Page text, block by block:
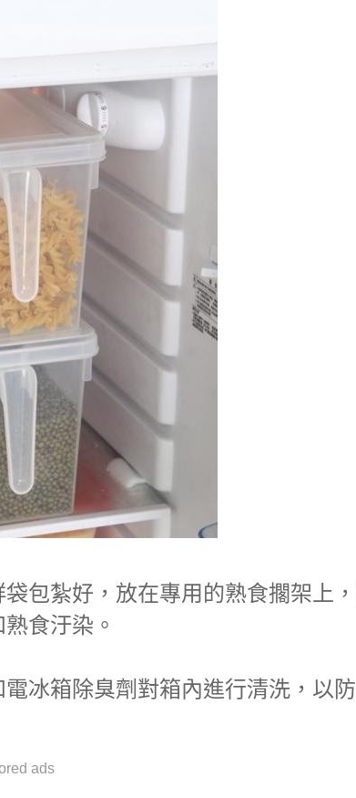
包紮好，放在專用的熟食擱架上
食汙染。
冰箱除臭劑對箱內進行清洗，以
ads